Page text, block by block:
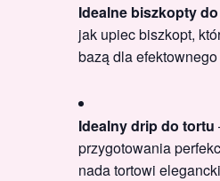
Idealne biszkopty
jak upiec biszkopt,
bazą dla efektownego
Idealny drip do tortu
przygotowania
nada tortowi